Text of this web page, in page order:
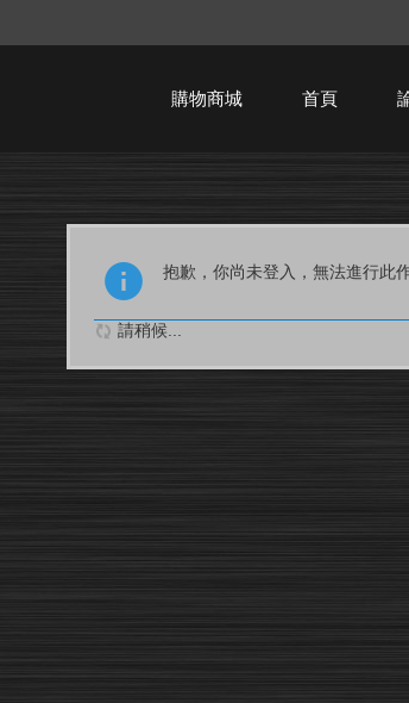
購物商城 首頁
抱歉，你尚未登入，無法進行此
請稍候...